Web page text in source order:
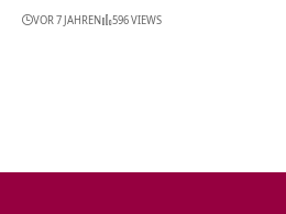
VOR 7 JAHREN 596 VIEWS